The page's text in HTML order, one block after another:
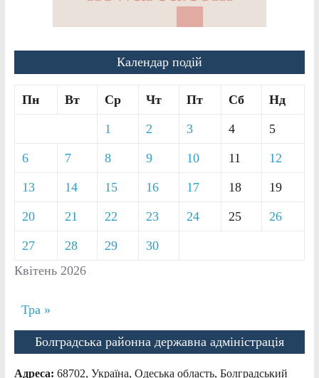
Календар подій
Квітень 2026
Пн Вт Ср Чт Пт Сб Нд
1 2 3 4 5
6 7 8 9 10 11 12
13 14 15 16 17 18 19
20 21 22 23 24 25 26
27 28 29 30
Тра »
Болградська районна державна адміністрація
Адреса: 68702, Україна, Одеська область, Болградський